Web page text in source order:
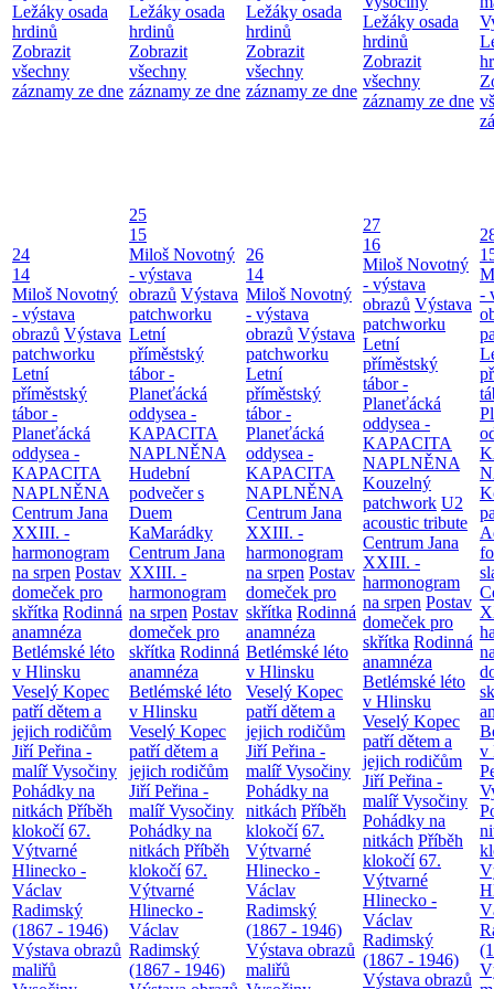
Ležáky osada
hrdinů
Zobrazit
všechny
záznamy ze dne
Ležáky osada
hrdinů
Zobrazit
všechny
záznamy ze dne
Ležáky osada
hrdinů
Zobrazit
všechny
záznamy ze dne
Ležáky osada
hrdinů
Zobrazit
všechny
záznamy ze dne
24
14
Miloš Novotný
- výstava
obrazů Výstava
patchworku
Letní
příměstský
tábor -
Planeťácká
oddysea -
KAPACITA
NAPLNĚNA
Centrum Jana
XXIII. -
harmonogram
na srpen Postav
domeček pro
skřítka Rodinná
anamnéza
Betlémské léto
v Hlinsku
Veselý Kopec
patří dětem a
jejich rodičům
Jiří Peřina -
malíř Vysočiny
Pohádky na
nitkách Příběh
klokočí 67.
Výtvarné
Hlinecko -
Václav
Radimský
(1867 - 1946)
Výstava obrazů
maliřů
25
15
Miloš Novotný
- výstava
obrazů Výstava
patchworku
Letní
příměstský
tábor -
Planeťácká
oddysea -
KAPACITA
NAPLNĚNA
Hudební
podvečer s
Duem
KaMarádky
Centrum Jana
XXIII. -
harmonogram
na srpen Postav
domeček pro
skřítka Rodinná
anamnéza
Betlémské léto
v Hlinsku
Veselý Kopec
patří dětem a
jejich rodičům
Jiří Peřina -
malíř Vysočiny
Pohádky na
nitkách Příběh
klokočí 67.
Výtvarné
Hlinecko -
Václav
Radimský
(1867 - 1946)
26
14
Miloš Novotný
- výstava
obrazů Výstava
patchworku
Letní
příměstský
tábor -
Planeťácká
oddysea -
KAPACITA
NAPLNĚNA
Centrum Jana
XXIII. -
harmonogram
na srpen Postav
domeček pro
skřítka Rodinná
anamnéza
Betlémské léto
v Hlinsku
Veselý Kopec
patří dětem a
jejich rodičům
Jiří Peřina -
malíř Vysočiny
Pohádky na
nitkách Příběh
klokočí 67.
Výtvarné
Hlinecko -
Václav
Radimský
(1867 - 1946)
Výstava obrazů
maliřů
27
16
Miloš Novotný
- výstava
obrazů Výstava
patchworku
Letní
příměstský
tábor -
Planeťácká
oddysea -
KAPACITA
NAPLNĚNA
Kouzelný
patchwork U2
acoustic tribute
Centrum Jana
XXIII. -
harmonogram
na srpen Postav
domeček pro
skřítka Rodinná
anamnéza
Betlémské léto
v Hlinsku
Veselý Kopec
patří dětem a
jejich rodičům
Jiří Peřina -
malíř Vysočiny
Pohádky na
nitkách Příběh
klokočí 67.
Výtvarné
Hlinecko -
Václav
Radimský
(1867 - 1946)
Výstava obrazů
-
v